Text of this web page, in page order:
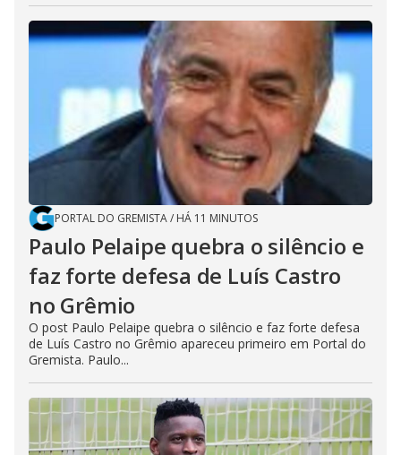
PORTAL DO GREMISTA/ HÁ 11 MINUTOS
Paulo Pelaipe quebra o silêncio e
faz forte defesa de Luís Castro
no Grêmio
O post Paulo Pelaipe quebra o silêncio e faz forte defesa
de Luís Castro no Grêmio apareceu primeiro em Portal do
Gremista. Paulo...